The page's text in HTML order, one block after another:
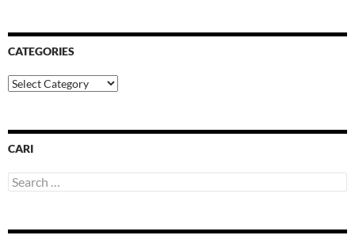
CATEGORIES
Categories
CARI
Search
for: